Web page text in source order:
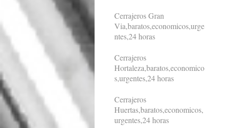
Cerrajeros Gran
Via,baratos,economicos,urge
ntes,24 horas
Cerrajeros
Hortaleza,baratos,economico
s,urgentes,24 horas
Cerrajeros
Huertas,baratos,economicos,
urgentes,24 horas